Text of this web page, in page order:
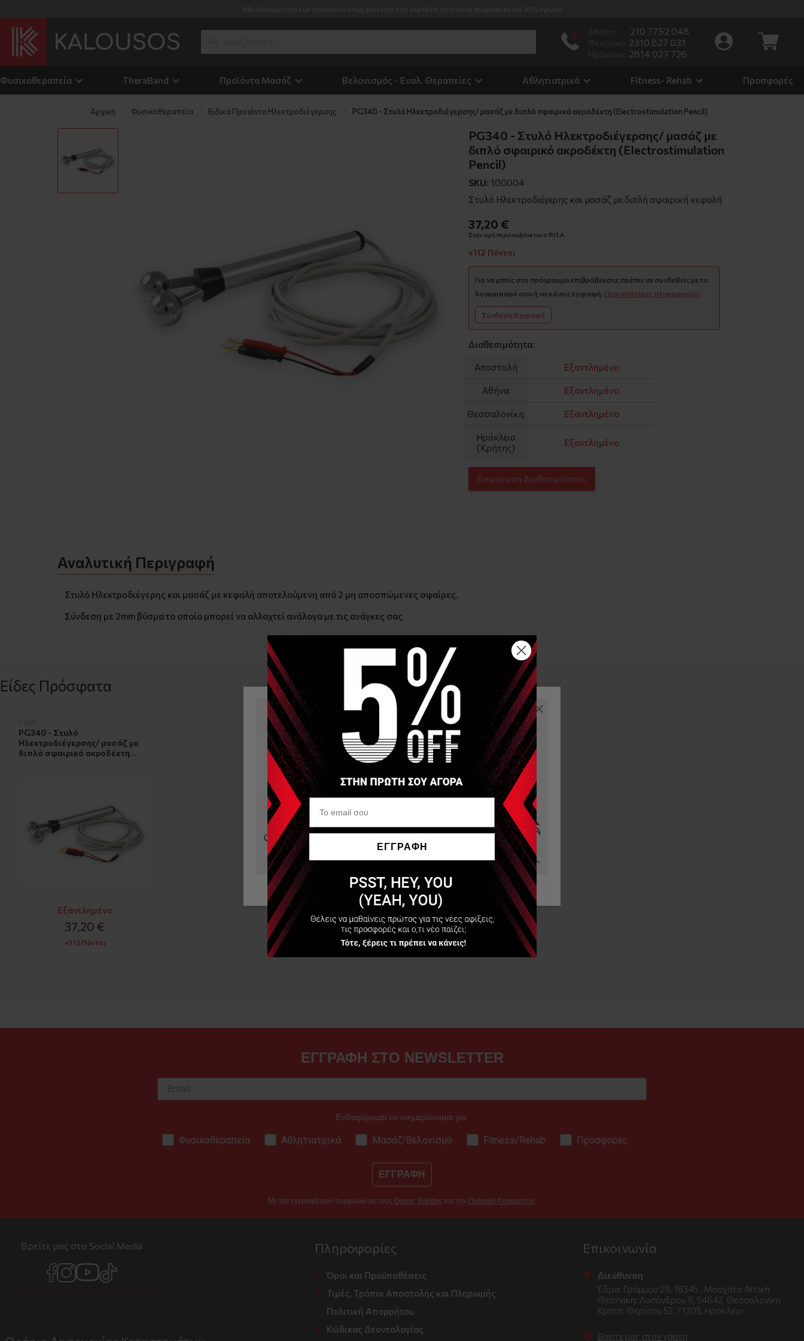
Η διαθεσιμότητα των προϊόντων όπως φαίνεται στις καρτέλες τους είναι πραγματική και 99% έγκυρη
210 7752 048
2310 827 031
2814 027 726
Φυσικοθεραπεία TheraΒand Προϊόντα Μασάζ Βελονισμός - Εναλ. Θεραπείες Αθλητιατρικά Fitness- Rehab Προσφορές
Αρχική Φυσικοθεραπεία Ειδικά Προϊόντα Ηλεκτροδιέγερσης PG340 - Στυλό Ηλεκτροδιέγερσης/ μασάζ με διπλό σφαιρικό ακροδέκτη (Electrostimulation Pencil)
PG340 - Στυλό Ηλεκτροδιέγερσης/ μασάζ με
διπλό σφαιρικό ακροδέκτη (Electrostimulation
Pencil)
SKU: 100004
Στυλό Ηλεκτροδιέγερης και μασάζ με διπλή σφαιρική κεφαλή
37,20 €
Στην τιμή περιλαμβάνεται ο Φ.Π.Α.
+112 Πόντοι
Για να μπείς στο πρόγραμμα επιβράβευσης πρέπει να συνδεθείς με το
λογαριασμό σου ή να κάνεις εγγραφή. Περισσότερες πληροφορίες
Σύνδεση/Εγγραφή
Διαθεσιμότητα:
Αποστολή Εξαντλημένο
Αθήνα Εξαντλημένο
Θεσσαλονίκη Εξαντλημένο
Ηράκλειο
(Κρήτης)
Εξαντλημένο
Ενημέρωση Διαθεσιμότητας
Αναλυτική Περιγραφή
Στυλό Ηλεκτροδιέγερης και μασάζ με κεφαλή αποτελούμενη από 2 μη αποσπώμενες σφαίρες.
Σύνδεση με 2mm βύσμα το οποίο μπορεί να αλλαχτεί ανάλογα με τις ανάγκες σας
Είδες Πρόσφατα
PG340 - Στυλό
Ηλεκτροδιέγερσης/ μασάζ με
διπλό σφαιρικό ακροδέκτη
Εξαντλημένο
37,20 €
+112 Πόντοι
ΕΓΓΡΑΦΗ ΣΤΟ NEWSLETTER
Ενδιαφέρομαι να ενημερώνομαι για:
Φυσικοθεραπεία Αθλητιατρικά Μασάζ/Βελονισμό Fitness/Rehab Προσφορές
ΕΓΓΡΑΦΗ
Με την εγγραφή μου συμφωνώ με τους Όρους Χρήσης και την Πολιτική Απορρήτου.
Βρείτε μας στα Social Media Πληροφορίες
Όροι και Προϋποθέσεις
Τιμές, Τρόποι Αποστολής και Πληρωμής
Πολιτική Απορρήτου
Κώδικας Δεοντολογίας
Επικοινωνία
Διεύθυνση
Έδρα: Γράμμου 29, 18345 , Μοσχάτο Αττική
Θεσ/νίκη: Λυσάνδρου 8, 54642, Θεσσαλονίκη
Κρήτη: Θερίσου 52, 71305, Ηράκλειο
Βρείτε μας στον χάρτη
Να μην εμφανιστεί ξανά
ΕΓΓΡΑΦΗ